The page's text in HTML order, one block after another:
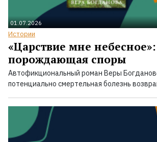
01.07.2026
Истории
«Царствие мне
порождающая споры
Автофикциональный роман Веры
потенциально смертельная болезнь